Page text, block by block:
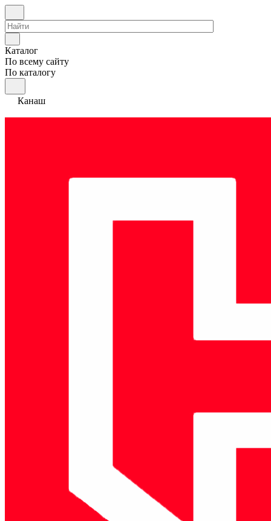
Каталог
По всему сайту
По каталогу
Канаш